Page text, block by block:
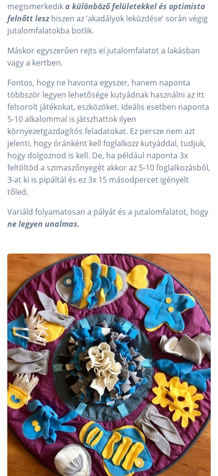
megismerkedika különböző felületekkel és optimista
felnőtt leszhiszen az ’akadályok leküzdése’ során végig
jutalomfalatokba botlik.
Máskor egyszerűen rejts el jutalomfalatot a lakásban
vagy a kertben.
Fontos, hogy ne havonta egyszer, hanem naponta
többször legyen lehetősége kutyádnak használni az itt
felsorolt játékokat, eszközöket. Ideális esetben naponta
5-10 alkalommal is játszhattok ilyen
környezetgazdagítós feladatokat. Ez persze nem azt
jelenti, hogy óránként kell foglalkozz kutyáddal, tudjuk,
hogy dolgoznod is kell. De, ha például naponta 3x
feltöltöd a szimaszőnyegét akkor az 5-10 foglalkozásból,
3-at ki is pipáltál és ez 3x 15 másodpercet igényelt
tőled.
Variáld folyamatosan a pályát és a jutalomfalatot, hogy
ne legyen unalmas.